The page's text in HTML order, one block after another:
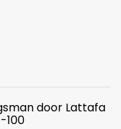
door Lattafa
100